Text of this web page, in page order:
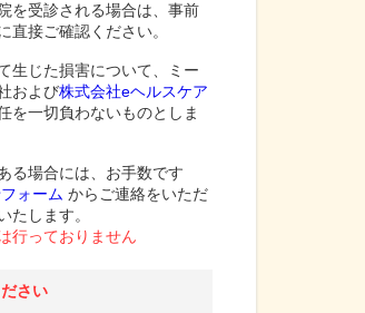
を受診される場合は、事前
直接ご確認ください。
生じた損害について、ミー
および株式会社eヘルスケア
を一切負わないものとしま
る場合には、お手数です
ォーム からご連絡をいただ
たします。
行っておりません
さい